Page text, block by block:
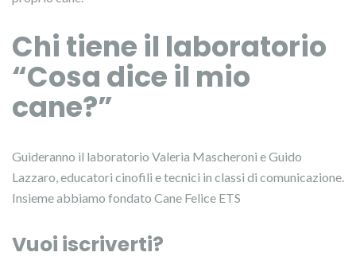
Chi tiene il laboratorio
“Cosa dice il mio
cane?”
Guideranno il laboratorio Valeria Mascheroni e Guido
Lazzaro, educatori cinofili e tecnici in classi di comunicazione.
Insieme abbiamo fondato Cane Felice ETS
Vuoi iscriverti?